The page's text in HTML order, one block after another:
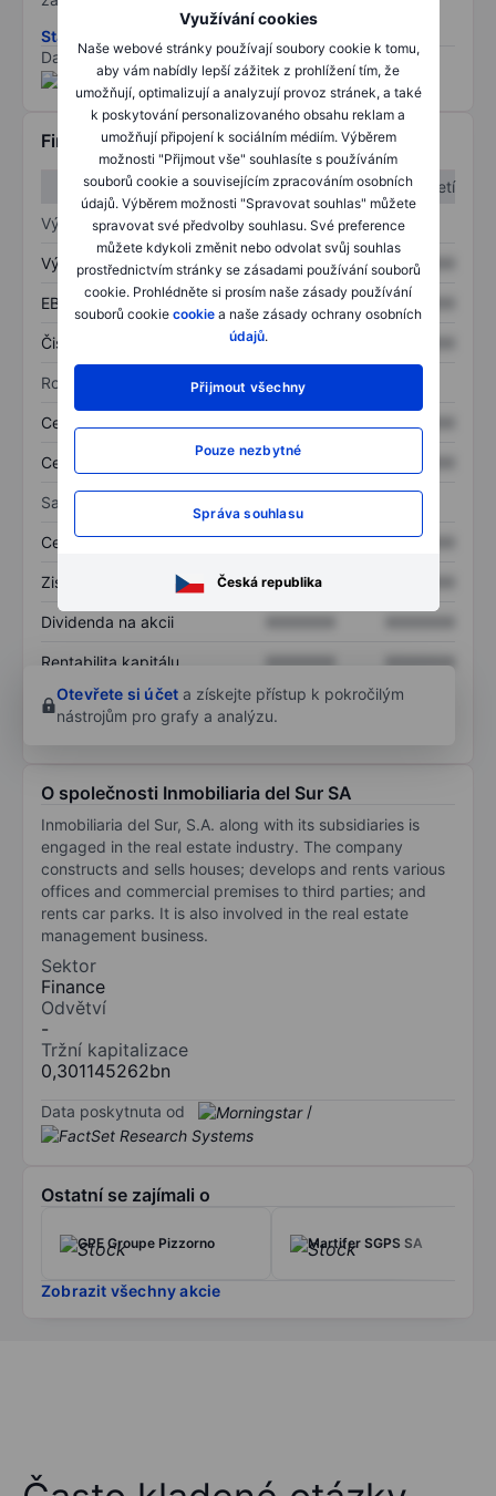
Využívání cookies
Naše webové stránky používají soubory cookie k tomu,
aby vám nabídly lepší zážitek z prohlížení tím, že
umožňují, optimalizují a analyzují provoz stránek, a také
k poskytování personalizovaného obsahu reklam a
umožňují připojení k sociálním médiím. Výběrem
možnosti "Přijmout vše" souhlasíte s používáním
souborů cookie a souvisejícím zpracováním osobních
údajů. Výběrem možnosti "Spravovat souhlas" můžete
spravovat své předvolby souhlasu. Své preference
můžete kdykoli změnit nebo odvolat svůj souhlas
prostřednictvím stránky se zásadami používání souborů
cookie. Prohlédněte si prosím naše zásady používání
souborů cookie cookie a naše zásady ochrany osobních
údajů.
Přijmout všechny
Pouze nezbytné
Správa souhlasu
Česká republika
Stáhněte si metodiku rizik ESG
Data poskytnuta od
/
Finanční informace
1. čtvrtletí
2. čtvrtletí
Výkaz zisku a ztráty
Výnos XXXXXXX XXXXXXX
EBITDA XXXXXXX XXXXXXX
Čistý příjem XXXXXXX
Rozvaha
Celková aktiva
Celkový dluh XXXXXXX
Sazby
Cena/tržby XXXXXXX XXXXXXX
Zisk na akcii XXXXXXX
Dividenda na akcii
Rentabilita kapitálu XXXXXXX
XXXXXXX
Otevřete si účet a získejte přístup k pokročilým
nástrojům pro grafy a analýzu.
O společnosti Inmobiliaria del Sur SA
Inmobiliaria del Sur, S.A. along with its subsidiaries is
engaged in the real estate industry. The company
constructs and sells houses; develops and rents various
offices and commercial premises to third parties; and
rents car parks. It is also involved in the real estate
management business.
Sektor
Finance
Odvětví
-
Tržní kapitalizace
0,301145262bn
Data poskytnuta od /
Ostatní se zajímali o
GPE Groupe Pizzorno Martifer SGPS SA
Zobrazit všechny akcie